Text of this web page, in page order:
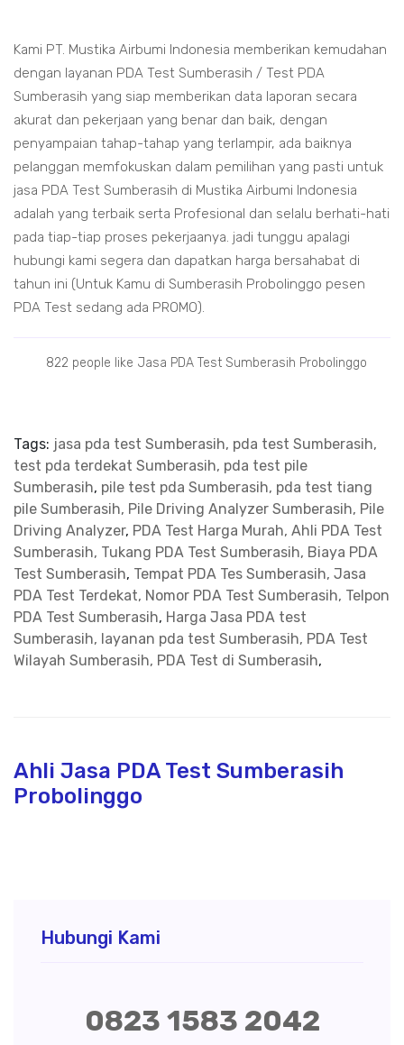
Kami PT. Mustika Airbumi Indonesia memberikan kemudahan
dengan layanan PDA Test Sumberasih / Test PDA
Sumberasih yang siap memberikan data laporan secara
akurat dan pekerjaan yang benar dan baik, dengan
penyampaian tahap-tahap yang terlampir, ada baiknya
pelanggan memfokuskan dalam pemilihan yang pasti untuk
jasa PDA Test Sumberasih di Mustika Airbumi Indonesia
adalah yang terbaik serta Profesional dan selalu berhati-hati
pada tiap-tiap proses pekerjaanya. jadi tunggu apalagi
hubungi kami segera dan dapatkan harga bersahabat di
tahun ini (Untuk Kamu di Sumberasih Probolinggo pesen
PDA Test sedang ada PROMO).
822 people like Jasa PDA Test Sumberasih Probolinggo
Tags: jasa pda test Sumberasih, pda test Sumberasih,
test pda terdekat Sumberasih, pda test pile
Sumberasih, pile test pda Sumberasih, pda test tiang
pile Sumberasih, Pile Driving Analyzer Sumberasih, Pile
Driving Analyzer, PDA Test Harga Murah, Ahli PDA Test
Sumberasih, Tukang PDA Test Sumberasih, Biaya PDA
Test Sumberasih, Tempat PDA Tes Sumberasih, Jasa
PDA Test Terdekat, Nomor PDA Test Sumberasih, Telpon
PDA Test Sumberasih, Harga Jasa PDA test
Sumberasih, layanan pda test Sumberasih, PDA Test
Wilayah Sumberasih, PDA Test di Sumberasih,
Ahli Jasa PDA Test Sumberasih
Probolinggo
Hubungi Kami
0823 1583 2042